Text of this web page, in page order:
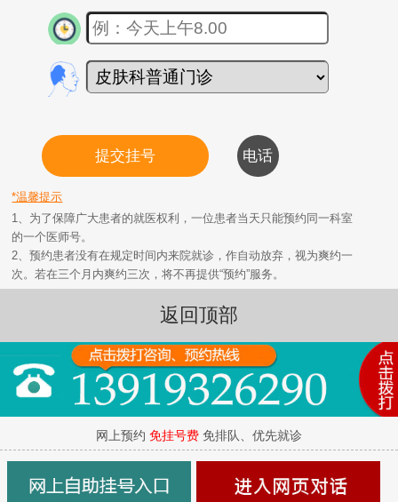
*温馨提示
1、为了保障广大患者的就医权利，一位患者当天只能预约同一科室
的一个医师号。
2、预约患者没有在规定时间内来院就诊，作自动放弃，视为爽约一
次。若在三个月内爽约三次，将不再提供“预约”服务。
返回顶部
网上预约 免挂号费 免排队、优先就诊